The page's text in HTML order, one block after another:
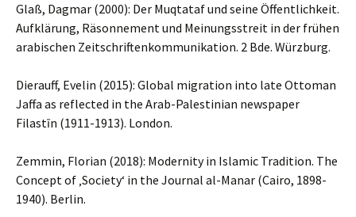
Glaß, Dagmar (2000): Der Muqtataf und seine Öffentlichkeit.
Aufklärung, Räsonnement und Meinungsstreit in der frühen
arabischen Zeitschriftenkommunikation. 2 Bde. Würzburg.
Dierauff, Evelin (2015): Global migration into late Ottoman
Jaffa as reflected in the Arab-Palestinian newspaper
Filastīn (1911-1913). London.
Zemmin, Florian (2018): Modernity in Islamic Tradition. The
Concept of ‚Society‘ in the Journal al-Manar (Cairo, 1898-
1940). Berlin.